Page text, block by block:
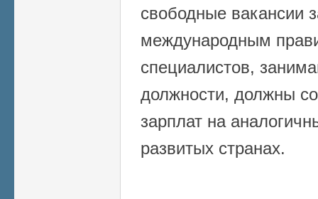
свободные вакансии
международным
специалистов,
должности, должны
зарплат на
развитых странах.